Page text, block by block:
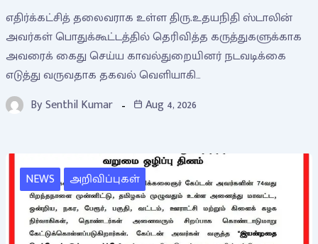
எதிர்க்கட்சித் தலைவராக உள்ள திரு.உதயநிதி ஸ்டாலின்
அவர்கள் பொதுக்கூட்டத்தில் தெரிவித்த கருத்துகளுக்காக
அவரைக் கைது செய்ய காவல்துறையினர் நடவடிக்கை
எடுத்து வருவதாக தகவல் வெளியாகி…
BySenthil Kumar Aug 4, 2026
NEWS அறிவிப்புகள்